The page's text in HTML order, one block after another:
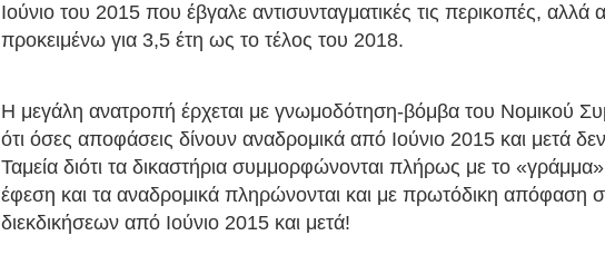
Ιούνιο του 2015 που έβγαλε αντισυνταγματικές τις περικοπές, αλλά
προκειμένω για 3,5 έτη ως το τέλος του 2018.
Η μεγάλη ανατροπή έρχεται με γνωμοδότηση-βόμβα του Νομικού
ότι όσες αποφάσεις δίνουν αναδρομικά από Ιούνιο 2015 και μετά
Ταμεία διότι τα δικαστήρια συμμορφώνονται πλήρως με το
έφεση και τα αναδρομικά πληρώνονται και με πρωτόδικη απόφαση
διεκδικήσεων από Ιούνιο 2015 και μετά!